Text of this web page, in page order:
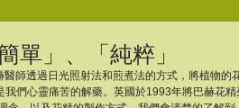
單」、「純粹」
師透過日光照射法和煎煮法的方式，將植物的
我們心靈痛苦的解藥。英國於1993年將巴赫花